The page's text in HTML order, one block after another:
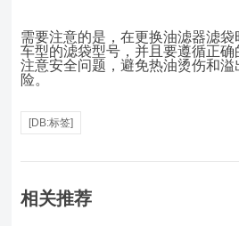
需要注意的是，在更换油滤器滤
车型的滤袋型号，并且要遵循正
注意安全问题，避免热油烫伤和
险。
[DB:标签]
相关推荐